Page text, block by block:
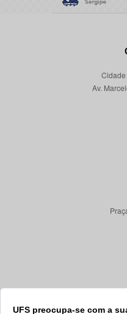
UFS preocupa-se com a
Cidade
Av.